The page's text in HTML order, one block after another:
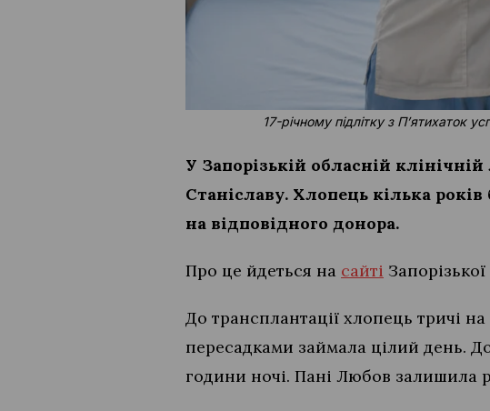
17-річному підлітку з Пʼятихаток
У Запорізькій обласній
Станіславу. Хлопець кілька
на відповідного донора.
Про це йдеться на сайті
До трансплантації хлопець тричі
пересадками займала цілий день.
години ночі. Пані Любов залишила